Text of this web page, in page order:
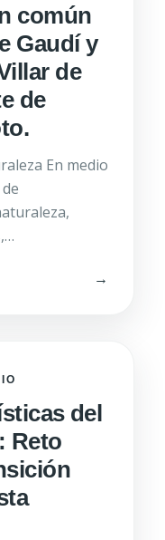
común
Gaudí y
de
de
En medio
→
del
Reto